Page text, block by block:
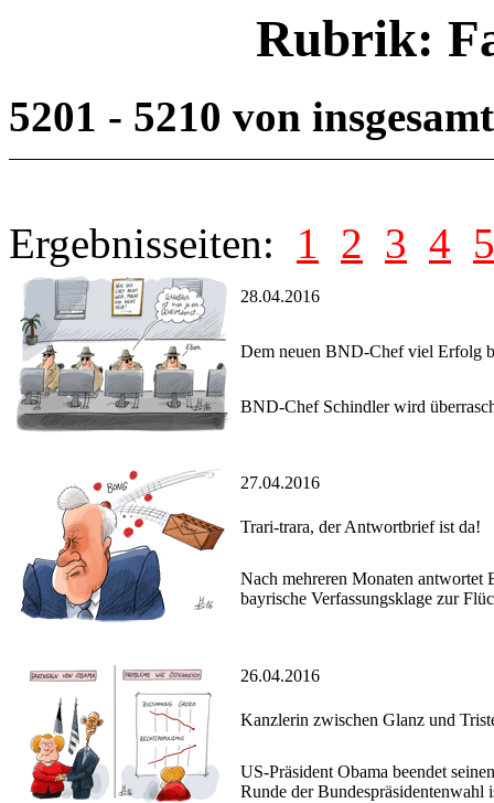
Rubrik:
5201 - 5210 von
Ergebnisseiten: 1 2 3 4 5
28.04.2016
Dem neuen BND-Chef viel Erfolg
BND-Chef Schindler wird
27.04.2016
Trari-trara, der Antwortbrief ist da!
Nach mehreren Monaten antwortet
bayrische Verfassungsklage zur
26.04.2016
Kanzlerin zwischen Glanz und
US-Präsident Obama beendet
Runde der